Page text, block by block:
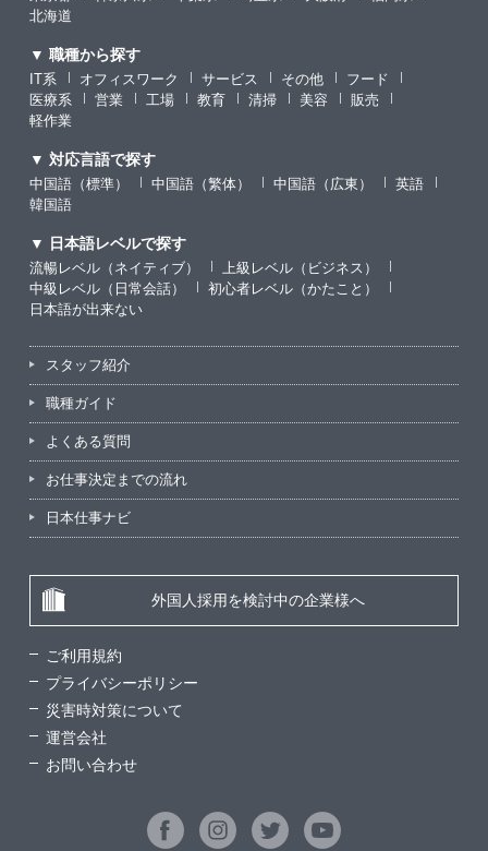
北海道
▼ 職種から探す
IT系 オフィスワーク サービス その他
フード
医療系
営業 工場 教育 清掃 美容
販売
軽作業
▼ 対応言語で探す
中国語（標準） 中国語（繁体） 中国語（広東）
英語
韓国語
▼ 日本語レベルで探す
流暢レベル（ネイティブ）
上級レベル（ビジネス）
中級レベル（日常会話）
初心者レベル（かたこと）
日本語が出来ない
スタッフ紹介
職種ガイド
よくある質問
お仕事決定までの流れ
日本仕事ナビ
外国人採用を検討中の企業様へ
ご利用規約
プライバシーポリシー
災害時対策について
運営会社
お問い合わせ